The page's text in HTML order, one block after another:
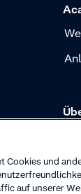
Cookies und
auf unserer